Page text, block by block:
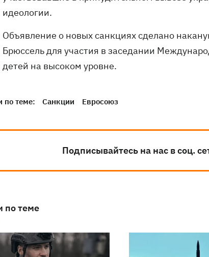
идеологии.
Объявление о новых санкциях сделано
Брюссель для участия в заседании
детей на высоком уровне.
по теме: Санкции Евросоюз
Подписывайтесь на нас в соц.
по теме